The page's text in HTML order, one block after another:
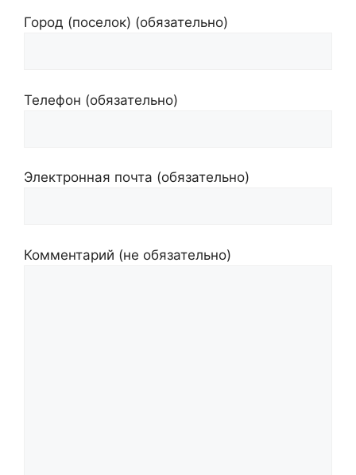
Город (поселок) (обязательно)
Телефон (обязательно)
Электронная почта (обязательно)
Комментарий (не обязательно)